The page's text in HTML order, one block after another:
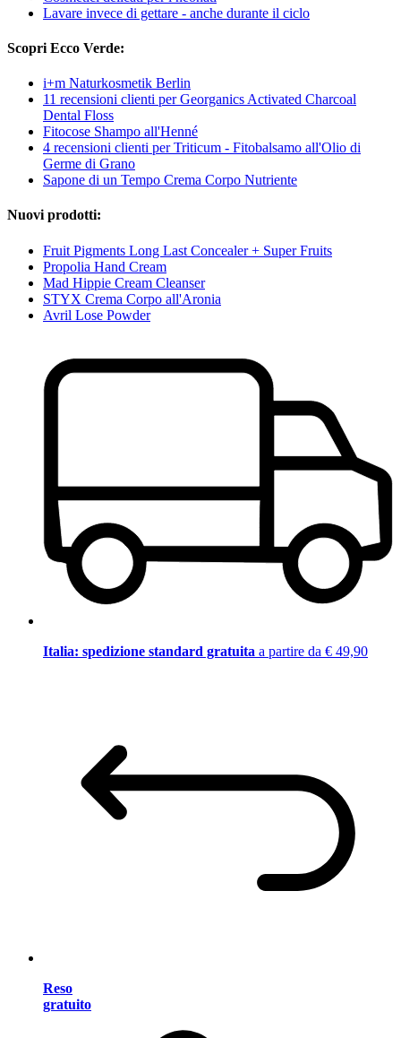
Lavare invece di gettare - anche durante il ciclo
Scopri Ecco Verde:
i+m Naturkosmetik Berlin
11 recensioni clienti per Georganics Activated Charcoal
Dental Floss
Fitocose Shampo all'Henné
4 recensioni clienti per Triticum - Fitobalsamo all'Olio di
Germe di Grano
Sapone di un Tempo Crema Corpo Nutriente
Nuovi prodotti:
Fruit Pigments Long Last Concealer + Super Fruits
Propolia Hand Cream
Mad Hippie Cream Cleanser
STYX Crema Corpo all'Aronia
Avril Lose Powder
Italia: spedizione standard gratuita a partire da € 49,90
Reso
gratuito